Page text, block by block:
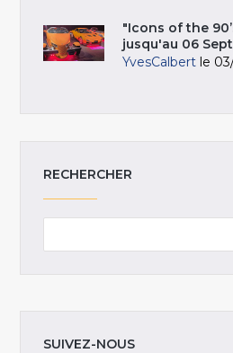
"Icons of the
jusqu'au 06
YvesCalbert le
RECHERCHER
SUIVEZ-NOUS